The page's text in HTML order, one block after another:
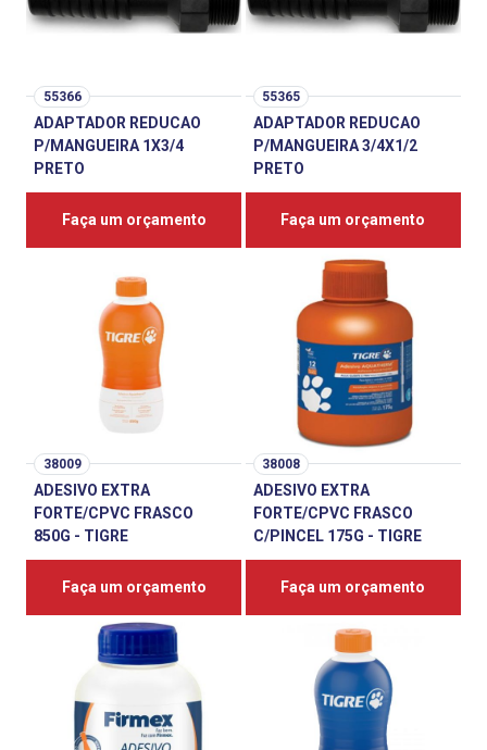
55366
ADAPTADOR REDUCAO
P/MANGUEIRA 1X3/4
PRETO
Faça um orçamento
55365
ADAPTADOR REDUCAO
P/MANGUEIRA 3/4X1/2
PRETO
Faça um orçamento
38009
ADESIVO EXTRA
FORTE/CPVC FRASCO
850G - TIGRE
Faça um orçamento
38008
ADESIVO EXTRA
FORTE/CPVC FRASCO
C/PINCEL 175G - TIGRE
Faça um orçamento